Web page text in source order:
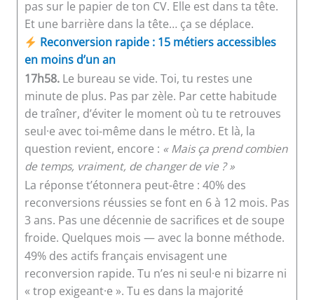
pas sur le papier de ton CV. Elle est dans ta tête.
Et une barrière dans la tête… ça se déplace.
Reconversion rapide : 15 métiers accessibles
en moins d’un an
17h58.Le bureau se vide. Toi, tu restes une
minute de plus. Pas par zèle. Par cette habitude
de traîner, d’éviter le moment où tu te retrouves
seul·e avec toi-même dans le métro. Et là, la
question revient, encore : « Mais ça prend combien
de temps, vraiment, de changer de vie ? »
La réponse t’étonnera peut-être : 40% des
reconversions réussies se font en 6 à 12 mois. Pas
3 ans. Pas une décennie de sacrifices et de soupe
froide. Quelques mois — avec la bonne méthode.
49% des actifs français envisagent une
reconversion rapide. Tu n’es ni seul·e ni bizarre ni
« trop exigeant·e ». Tu es dans la majorité